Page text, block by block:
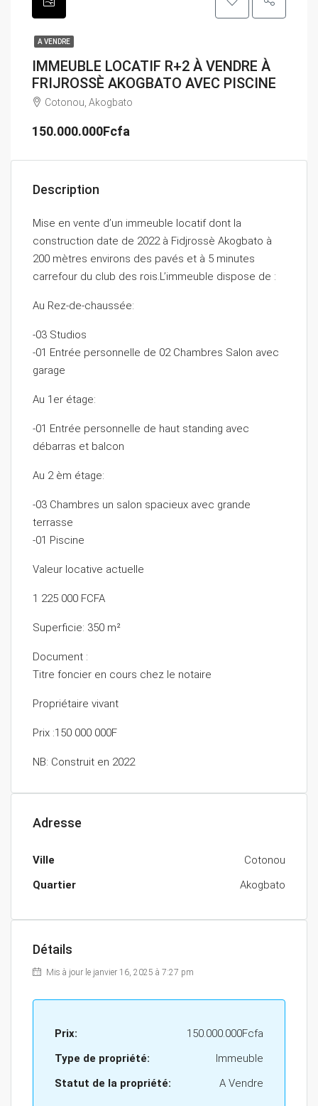
A VENDRE
IMMEUBLE LOCATIF R+2 À VENDRE À
FRIJROSSÈ AKOGBATO AVEC PISCINE
Cotonou, Akogbato
150.000.000Fcfa
Description
Mise en vente d’un immeuble locatif dont la
construction date de 2022 à Fidjrossè Akogbato à
200 mètres environs des pavés et à 5 minutes
carrefour du club des rois.L’immeuble dispose de :
Au Rez-de-chaussée:
-03 Studios
-01 Entrée personnelle de 02 Chambres Salon avec
garage
Au 1er étage:
-01 Entrée personnelle de haut standing avec
débarras et balcon
Au 2 èm étage:
-03 Chambres un salon spacieux avec grande
terrasse
-01 Piscine
Valeur locative actuelle
1 225 000 FCFA
Superficie: 350 m²
Document :
Titre foncier en cours chez le notaire
Propriétaire vivant
Prix :150 000 000F
NB: Construit en 2022
Adresse
Ville
Cotonou
Quartier
Akogbato
Détails
Mis à jour le janvier 16, 2025 à 7:27 pm
Prix:
150.000.000Fcfa
Type de propriété:
Immeuble
Statut de la propriété:
A Vendre